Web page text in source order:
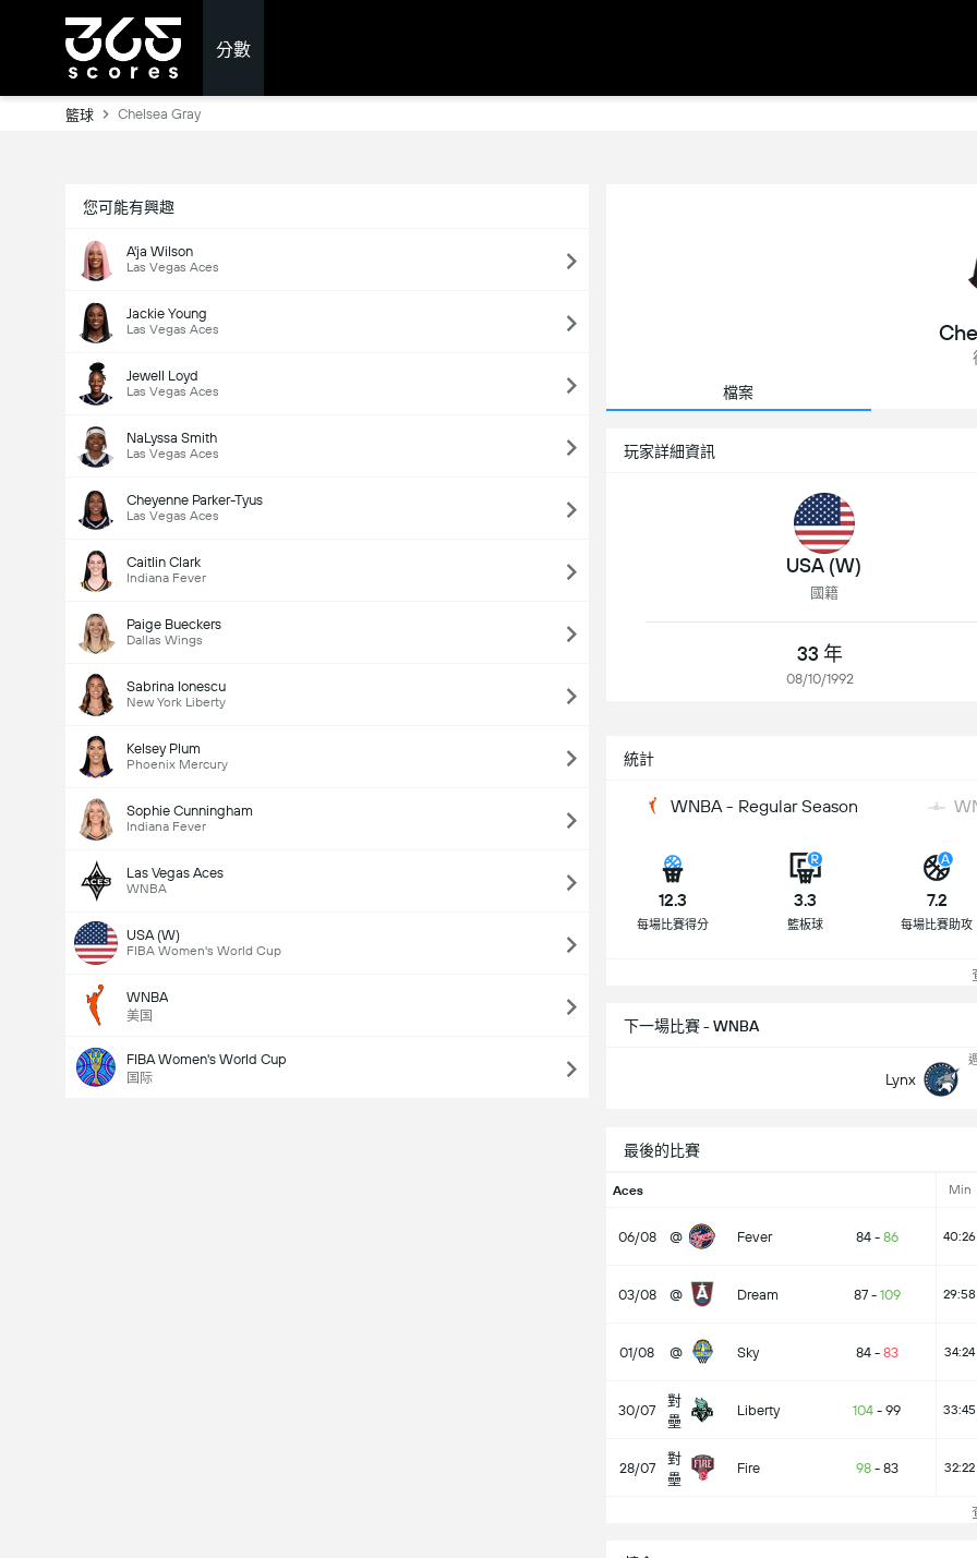
分數
籃球 Chelsea Gray
您可能有興趣
A'ja Wilson
Las Vegas Aces
Jackie Young
Las Vegas Aces
Jewell Loyd
Las Vegas Aces
NaLyssa Smith
Las Vegas Aces
Cheyenne Parker-Tyus
Las Vegas Aces
Caitlin Clark
Indiana Fever
Paige Bueckers
Dallas Wings
Sabrina Ionescu
New York Liberty
Kelsey Plum
Phoenix Mercury
Sophie Cunningham
Indiana Fever
Las Vegas Aces
WNBA
USA (W)
FIBA Women's World Cup
WNBA
美国
FIBA Women's World Cup
国际
檔案
玩家詳細資訊
USA (W)
國籍
33 年
08/10/1992
統計
WNBA - Regular Season
12.3
每場比賽得分
3.3
籃板球
7.2
每場比賽助攻
下一場比賽 - WNBA
Lynx
最後的比賽
Aces Min
06/08 @ Fever 84- 86 40:26
03/08 @ Dream 87- 109 29:58
01/08 @ Sky 84- 83 34:24
30/07
對
壘
Liberty 104 - 99 33:45
28/07
對
壘
Fire 98- 83 32:22